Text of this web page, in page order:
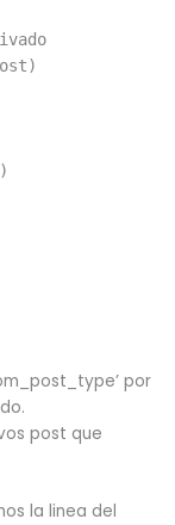
por
post que
la linea del